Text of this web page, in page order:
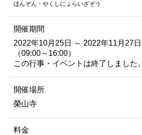
ほんぞん・やくしにょらいざぞう
開催期間
2022年10月25日 ～ 2022年11月27日
（09:00～16:00）
この行事・イベントは終了しました。
開催場所
榮山寺
料金